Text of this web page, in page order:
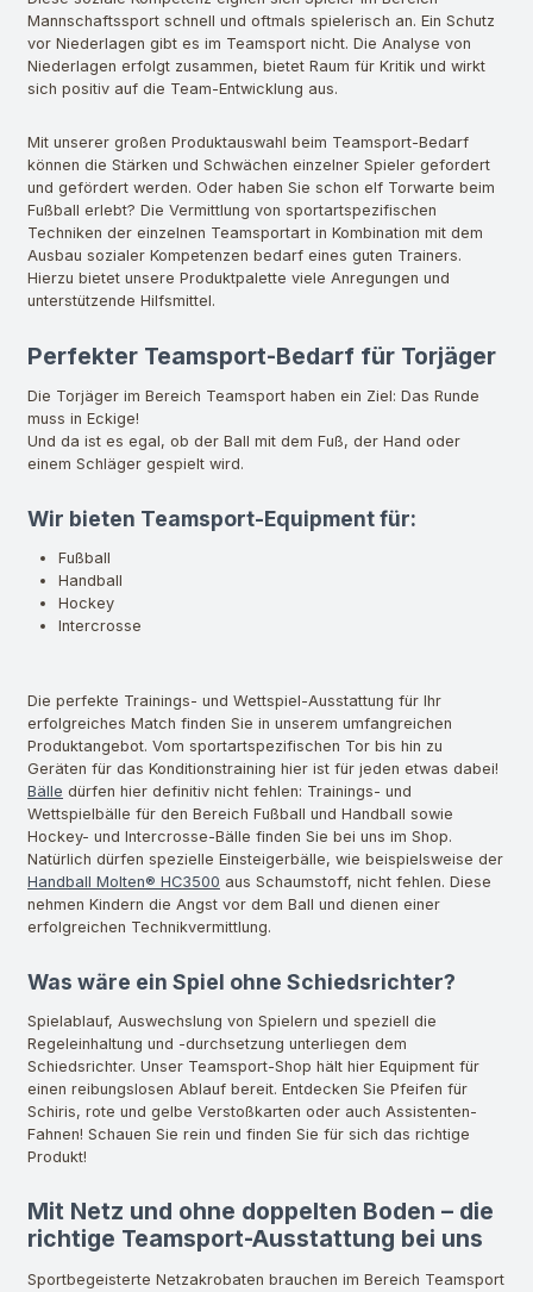
Mannschaftssport schnell und oftmals spielerisch an. Ein Schutz
vor Niederlagen gibt es im Teamsport nicht. Die Analyse von
Niederlagen erfolgt zusammen, bietet Raum für Kritik und wirkt
sich positiv auf die Team-Entwicklung aus.
Mit unserer großen Produktauswahl beim Teamsport-Bedarf
können die Stärken und Schwächen einzelner Spieler gefordert
und gefördert werden. Oder haben Sie schon elf Torwarte beim
Fußball erlebt? Die Vermittlung von sportartspezifischen
Techniken der einzelnen Teamsportart in Kombination mit dem
Ausbau sozialer Kompetenzen bedarf eines guten Trainers.
Hierzu bietet unsere Produktpalette viele Anregungen und
unterstützende Hilfsmittel.
Perfekter Teamsport-Bedarf für Torjäger
Die Torjäger im Bereich Teamsport haben ein Ziel: Das Runde
muss in Eckige!
Und da ist es egal, ob der Ball mit dem Fuß, der Hand oder
einem Schläger gespielt wird.
Wir bieten Teamsport-Equipment für:
Fußball
Handball
Hockey
Intercrosse
Die perfekte Trainings- und Wettspiel-Ausstattung für Ihr
erfolgreiches Match finden Sie in unserem umfangreichen
Produktangebot. Vom sportartspezifischen Tor bis hin zu
Geräten für das Konditionstraining hier ist für jeden etwas dabei!
Bälle dürfen hier definitiv nicht fehlen: Trainings- und
Wettspielbälle für den Bereich Fußball und Handball sowie
Hockey- und Intercrosse-Bälle finden Sie bei uns im Shop.
Natürlich dürfen spezielle Einsteigerbälle, wie beispielsweise der
Handball Molten® HC3500 aus Schaumstoff, nicht fehlen. Diese
nehmen Kindern die Angst vor dem Ball und dienen einer
erfolgreichen Technikvermittlung.
Was wäre ein Spiel ohne Schiedsrichter?
Spielablauf, Auswechslung von Spielern und speziell die
Regeleinhaltung und -durchsetzung unterliegen dem
Schiedsrichter. Unser Teamsport-Shop hält hier Equipment für
einen reibungslosen Ablauf bereit. Entdecken Sie Pfeifen für
Schiris, rote und gelbe Verstoßkarten oder auch Assistenten-
Fahnen! Schauen Sie rein und finden Sie für sich das richtige
Produkt!
Mit Netz und ohne doppelten Boden – die
richtige Teamsport-Ausstattung bei uns
Sportbegeisterte Netzakrobaten brauchen im Bereich Teamsport